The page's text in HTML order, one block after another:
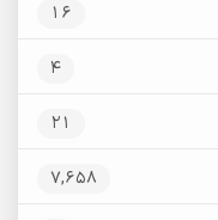
16
4
21
7,658